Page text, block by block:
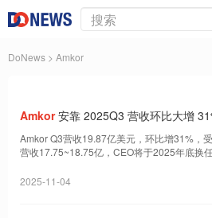
DoNews > Amkor
Amkor安靠 2025Q3 营收环比大增
Amkor Q3营收19.87亿美元，环比增31%，
营收17.75~18.75亿，CEO将于2025年底换任
2025-11-04